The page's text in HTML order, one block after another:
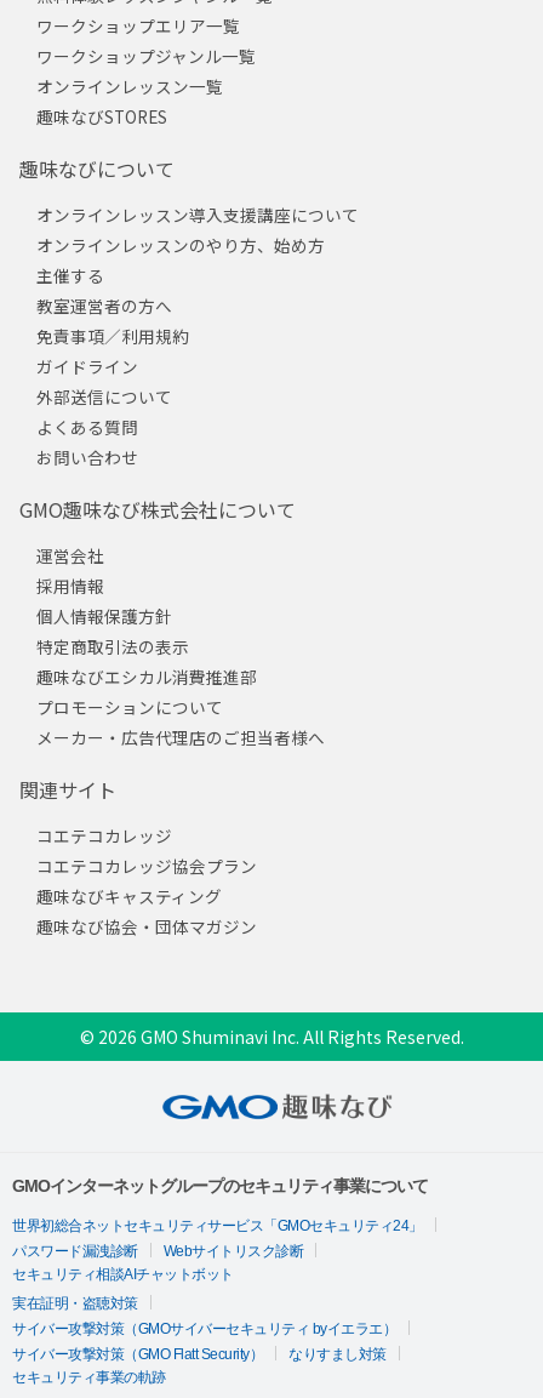
ワークショップエリア一覧
ワークショップジャンル一覧
オンラインレッスン一覧
趣味なびSTORES
趣味なびについて
オンラインレッスン導入支援講座について
オンラインレッスンのやり方、始め方
主催する
教室運営者の方へ
免責事項／利用規約
ガイドライン
外部送信について
よくある質問
お問い合わせ
GMO趣味なび株式会社について
運営会社
採用情報
個人情報保護方針
特定商取引法の表示
趣味なびエシカル消費推進部
プロモーションについて
メーカー・広告代理店のご担当者様へ
関連サイト
コエテコカレッジ
コエテコカレッジ協会プラン
趣味なびキャスティング
趣味なび協会・団体マガジン
© 2026 GMO Shuminavi Inc. All Rights Reserved.